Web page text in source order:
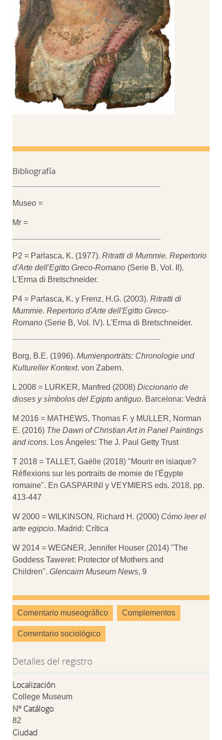
Bibliografía
Museo =
Mr =
P2 = Parlasca, K. (1977). Ritratti di Mummie. Repertorio
d'Arte dell'Egitto Greco-Romano (Serie B, Vol. II).
L'Erma di Bretschneider.
P4 = Parlasca, K. y Frenz, H.G. (2003). Ritratti di
Mummie. Repertorio d'Arte dell'Egitto Greco-
Romano (Serie B, Vol. IV). L'Erma di Bretschneider.
Borg, B.E. (1996). Mumienporträts: Chronologie und
Kultureller Kontext. von Zabern.
L 2008 = LURKER, Manfred (2008) Diccionario de
dioses y símbolos del Egipto antiguo. Barcelona: Vedrá
M 2016 = MATHEWS, Thomas F. y MULLER, Norman
E. (2016) The Dawn of Christian Art in Panel Paintings
and icons. Los Ángeles: The J. Paul Getty Trust
T 2018 = TALLET, Gaëlle (2018) "Mourir en isiaque?
Réflexions sur les portraits de momie de l'Égypte
romaine". En GASPARINI y VEYMIERS eds. 2018, pp.
413-447
W 2000 = WILKINSON, Richard H. (2000) Cómo leer el
arte egipcio. Madrid: Crítica
W 2014 = WEGNER, Jennifer Houser (2014) "The
Goddess Taweret: Protector of Mothers and
Children". Glencairn Museum News, 9
Comentario museográfico Complementos
Comentario sociológico
Detalles del registro
Localización
College Museum
Nº Catálogo
82
Ciudad